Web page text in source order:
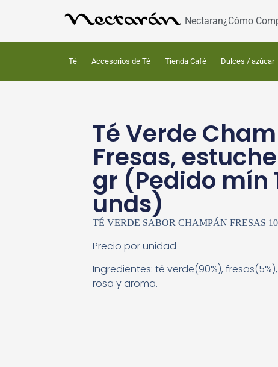
Nectaran¿Cómo
Té Accesorios de Té Tienda Café Dulces / azúcar
Té Verde
Fresas,
gr (Pedido mín
unds)
TÉ VERDE SABOR CHAMPÁN FRESAS
Precio por unidad
Ingredientes: té verde(90%),
rosa y aroma.